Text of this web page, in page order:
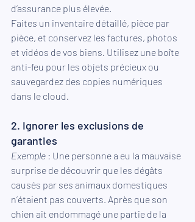
d’assurance plus élevée.
Faites un inventaire détaillé, pièce par
pièce, et conservez les factures, photos
et vidéos de vos biens. Utilisez une boîte
anti-feu pour les objets précieux ou
sauvegardez des copies numériques
dans le cloud.
2. Ignorer les exclusions de
garanties
Exemple : Une personne a eu la mauvaise
surprise de découvrir que les dégâts
causés par ses animaux domestiques
n’étaient pas couverts. Après que son
chien ait endommagé une partie de la